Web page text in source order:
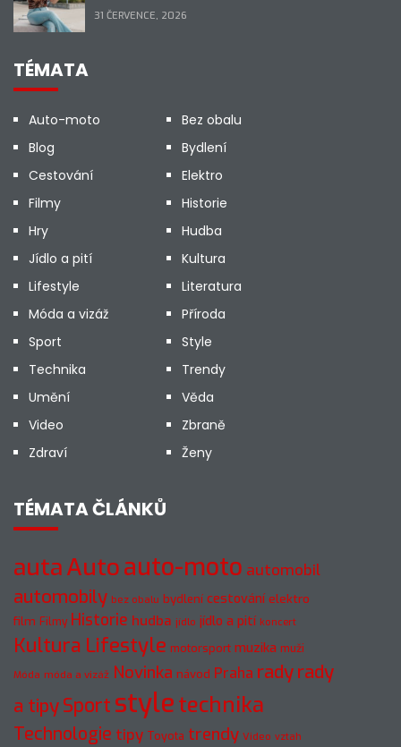
31 ČERVENCE, 2026
TÉMATA
Auto-moto
Bez obalu
Blog
Bydlení
Cestování
Elektro
Filmy
Historie
Hry
Hudba
Jídlo a pití
Kultura
Lifestyle
Literatura
Móda a vizáž
Příroda
Sport
Style
Technika
Trendy
Umění
Věda
Video
Zbraně
Zdraví
Ženy
TÉMATA ČLÁNKŮ
autaAutoauto-moto automobil
automobily bez obalu bydlení cestování elektro
film Filmy Historie hudba jídlo jídlo a pití koncert
Kultura Lifestyle motorsport muzika muži
Móda móda a vizáž Novinka návod Praha radyrady
a tipySport styletechnika
Technologie tipy Toyota trendy Video vztah